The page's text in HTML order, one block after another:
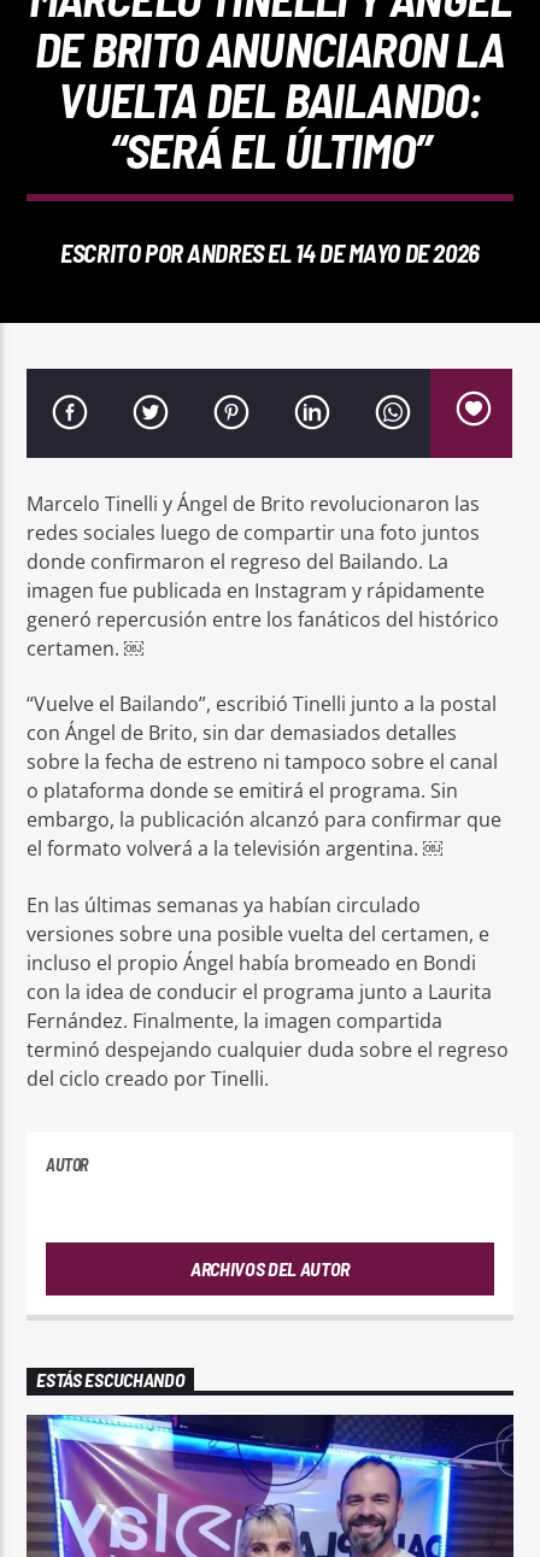
REPRODUCTOR WEB
0:00
PlayFM 95.9
DE BRITO ANUNCIARON LA
VUELTA DEL BAILANDO:
“SERÁ EL ÚLTIMO”
ESCRITO PORANDRESEL 14 DE MAYO DE 2026
Marcelo Tinelli y Ángel de Brito revolucionaron las
redes sociales luego de compartir una foto juntos
donde confirmaron el regreso del Bailando. La
imagen fue publicada en Instagram y rápidamente
generó repercusión entre los fanáticos del histórico
certamen. ￼
“Vuelve el Bailando”, escribió Tinelli junto a la postal
con Ángel de Brito, sin dar demasiados detalles
sobre la fecha de estreno ni tampoco sobre el canal
o plataforma donde se emitirá el programa. Sin
embargo, la publicación alcanzó para confirmar que
el formato volverá a la televisión argentina. ￼
En las últimas semanas ya habían circulado
versiones sobre una posible vuelta del certamen, e
incluso el propio Ángel había bromeado en Bondi
con la idea de conducir el programa junto a Laurita
Fernández. Finalmente, la imagen compartida
terminó despejando cualquier duda sobre el regreso
del ciclo creado por Tinelli.
AUTOR
ARCHIVOS DEL AUTOR
ESTÁS ESCUCHANDO